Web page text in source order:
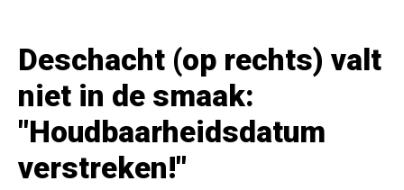
Deschacht (op rechts) valt
niet in de smaak:
"Houdbaarheidsdatum
verstreken!"